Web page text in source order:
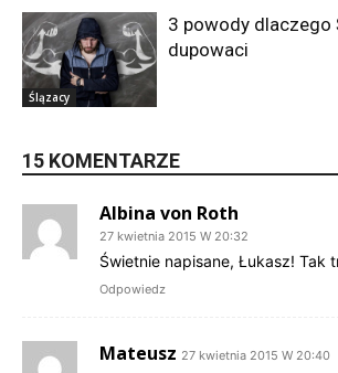
Ślązacy
3 powody dlaczego
dupowaci
15 KOMENTARZE
Albina von Roth
27 kwietnia 2015 W 20:32
Świetnie napisane, Łukasz! Tak
Odpowiedz
Mateusz 27 kwietnia 2015 W 20:40